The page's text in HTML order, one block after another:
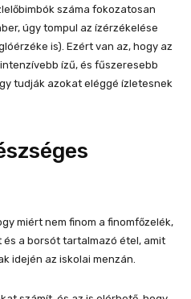
száma fokozatosan
úgy tompul az ízérzékelése
is). Ezért van az, hogy az
ízű, és fűszeresebb
tudják azokat eléggé ízletesnek
miért nem finom a finomfőzelék,
a borsót tartalmazó étel, amit
idején az iskolai menzán.